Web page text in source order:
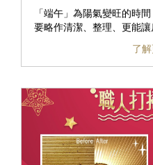
「端午」為陽氣變旺的時
要略作清潔、整理、更能
了